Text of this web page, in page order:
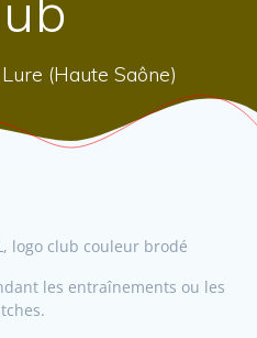
(Haute Saône)
logo club couleur brodé
les entraînements ou les